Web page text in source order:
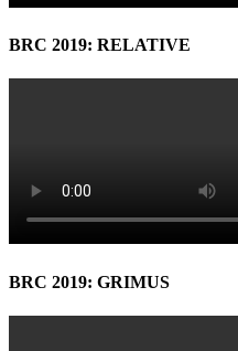
BRC 2019: RELATIVE
BRC 2019: GRIMUS